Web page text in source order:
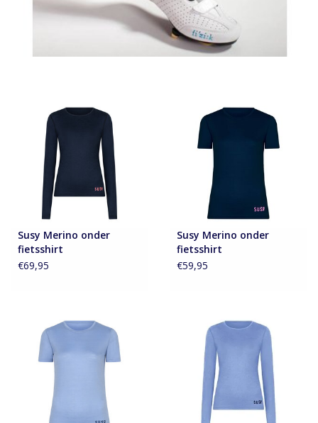
Susy Merino onder
fietsshirt
€69,95
Susy Merino onder
fietsshirt
€59,95